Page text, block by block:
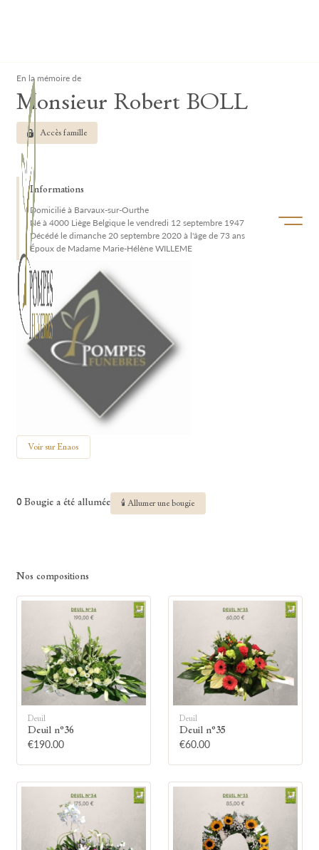
Ouvrir/
En la mémoire de
Monsieur Robert BOLL
Accès famille
Informations
Domicilié à Barvaux-sur-Ourthe
Né à 4000 Liège Belgique le vendredi 12 septembre 1947
Décédé le dimanche 20 septembre 2020 à l'âge de 73 ans
Époux de Madame Marie-Hélène WILLEME
Voir sur Enaos
0 Bougie a été allumée 🕯 Allumer une bougie
Allumez une bougie
Montrez votre soutien à la famille en
allumant symboliquement une bougie.
Nos compositions
Deuil
Deuil n°36
€190.00
Deuil
Deuil n°35
€60.00